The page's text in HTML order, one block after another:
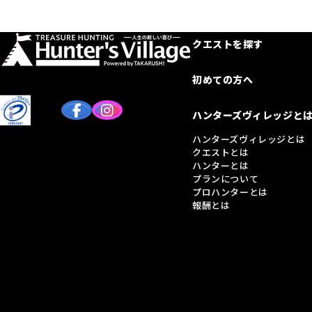
クエストを探す
初めての方へ
ハンターズヴィレッジと
ハンターズヴィレッジとは
クエストとは
ハンターとは
プランについて
プロハンターとは
報酬とは